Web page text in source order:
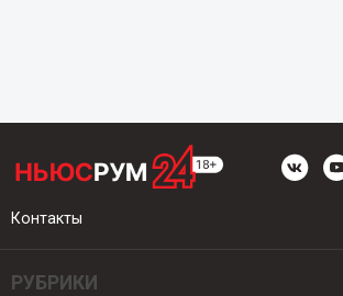
Контакты
РУБРИКИ